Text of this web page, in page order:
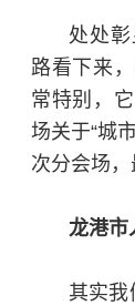
处处
路看下来
常特别，
场关于“城
次分会场，
龙港市
其实我